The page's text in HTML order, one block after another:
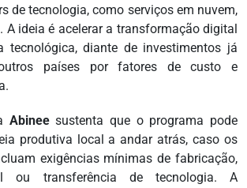
de tecnologia, como serviços em nuvem,
A ideia é acelerar a transformação digital
tecnológica, diante de investimentos já
países por fatores de custo e
Abineesustenta que o programa pode
produtiva local a andar atrás, caso os
exigências mínimas de fabricação,
ou transferência de tecnologia. A